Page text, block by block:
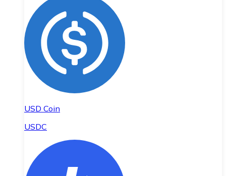
USD Coin
USDC